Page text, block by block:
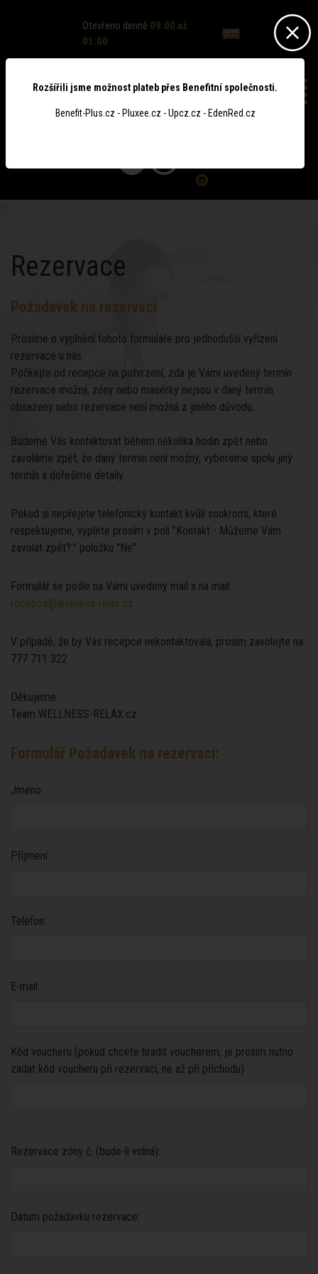
Otevřeno denně 09:00 až
01:00
Rezervace
Požadavek na rezervaci
Prosíme o vyplnění tohoto formuláře pro jednodušší vyřízení
rezervace u nás.
Počkejte od recepce na potvrzení, zda je Vámi uvedený termín
rezervace možný, zóny nebo masérky nejsou v daný termín
obsazeny nebo rezervace není možná z jiného důvodu.
Budeme Vás kontaktovat během několika hodin zpět nebo
zavoláme zpět, že daný termín není možný, vybereme spolu jiný
termín a dořešíme detaily.
Pokud si nepřejete telefonický kontakt kvůli soukromí, které
respektujeme, vyplňte prosím v poli "Kontakt - Můžeme Vám
zavolat zpět?:" položku "Ne"
Formulář se pošle na Vámi uvedený mail a na mail:
recepce@wellness-relax.cz
V případě, že by Vás recepce nekontaktovala, prosím zavolejte na
777 711 322
Děkujeme
Team WELLNESS-RELAX.cz
Formulář Požadavek na rezervaci:
Jméno:
Příjmení
Telefon:
E-mail:
Kód voucheru (pokud chcete hradit voucherem, je prosím nutno
zadat kód voucheru při rezervaci, ne až při příchodu)
Rezervace zóny č. (bude-li volná):
Datum požadavku rezervace:
Rozšířili jsme možnost plateb přes Benefitní společnosti.
Benefit-Plus.cz - Pluxee.cz - Upcz.cz - EdenRed.cz